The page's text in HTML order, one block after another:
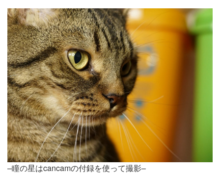
–瞳の星はcancamの付録を使って撮影–